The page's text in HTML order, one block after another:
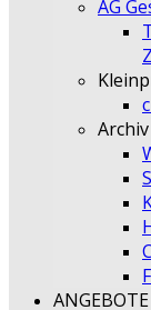
AG
Archiv
ANGEBOTE